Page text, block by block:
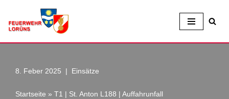
Zum
8. Feber 2025 Einsätze
Startseite » T1 | St. Anton L188 | Auffahrunfall